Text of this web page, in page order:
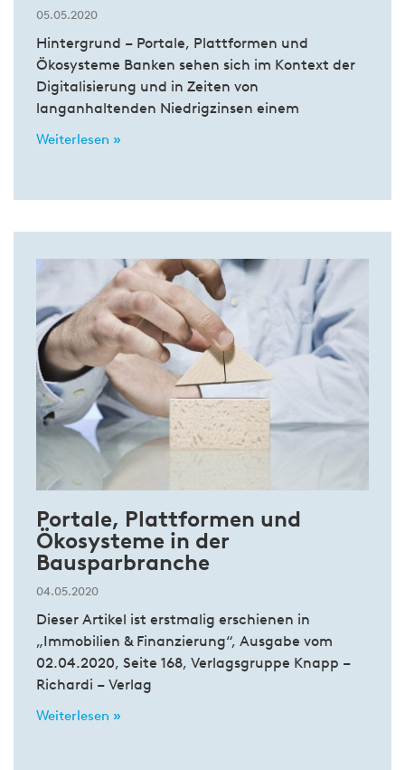
05.05.2020
Hintergrund – Portale, Plattformen und
Ökosysteme Banken sehen sich im Kontext der
Digitalisierung und in Zeiten von
langanhaltenden Niedrigzinsen einem
Weiterlesen »
Portale, Plattformen und
Ökosysteme in der
Bausparbranche
04.05.2020
Dieser Artikel ist erstmalig erschienen in
„Immobilien & Finanzierung“, Ausgabe vom
02.04.2020, Seite 168, Verlagsgruppe Knapp –
Richardi – Verlag
Weiterlesen »